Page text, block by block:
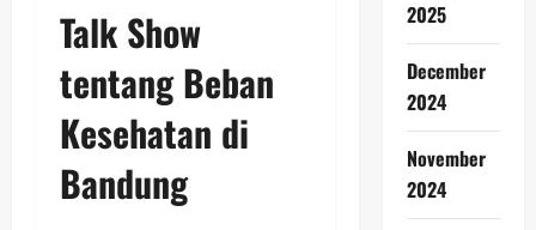
Talk Show
tentang Beban
Kesehatan di
Bandung
2025
December
2024
November
2024